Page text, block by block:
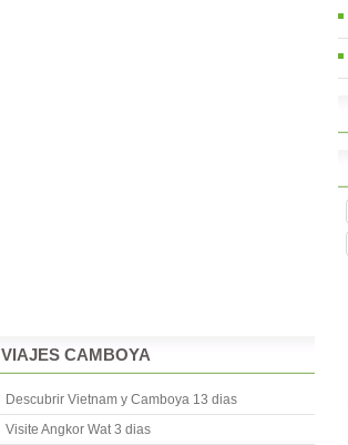
VIAJES CAMBOYA
Descubrir Vietnam y Camboya 13 dias
Visite Angkor Wat 3 dias